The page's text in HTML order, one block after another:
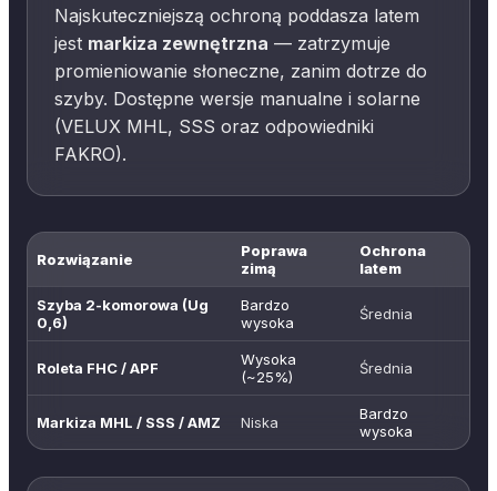
Najskuteczniejszą ochroną poddasza latem
jest markiza zewnętrzna — zatrzymuje
promieniowanie słoneczne, zanim dotrze do
szyby. Dostępne wersje manualne i solarne
(VELUX MHL, SSS oraz odpowiedniki
FAKRO).
Rozwiązanie
Poprawa
zimą
Ochrona
latem
Szyba 2-komorowa (Ug
0,6)
Bardzo
wysoka
Średnia
Roleta FHC / APF
Wysoka
(~25%)
Średnia
Markiza MHL / SSS / AMZ Niska
Bardzo
wysoka